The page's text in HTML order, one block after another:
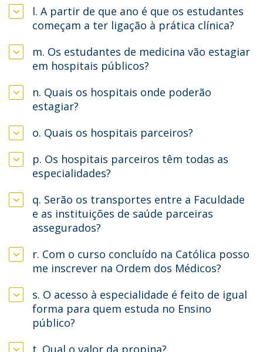
l. A partir de que ano é que os estudantes
começam a ter ligação à prática clínica?
m. Os estudantes de medicina vão estagiar
em hospitais públicos?
n. Quais os hospitais onde poderão
estagiar?
o. Quais os hospitais parceiros?
p. Os hospitais parceiros têm todas as
especialidades?
q. Serão os transportes entre a Faculdade
e as instituições de saúde parceiras
assegurados?
r. Com o curso concluído na Católica posso
me inscrever na Ordem dos Médicos?
s. O acesso à especialidade é feito de igual
forma para quem estuda no Ensino
público?
t. Qual o valor da propina?